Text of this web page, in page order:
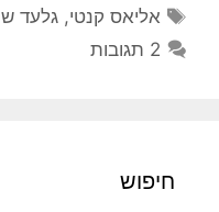
תגיות
אליאס קנטי,גלעד
2 תגובות
חיפוש